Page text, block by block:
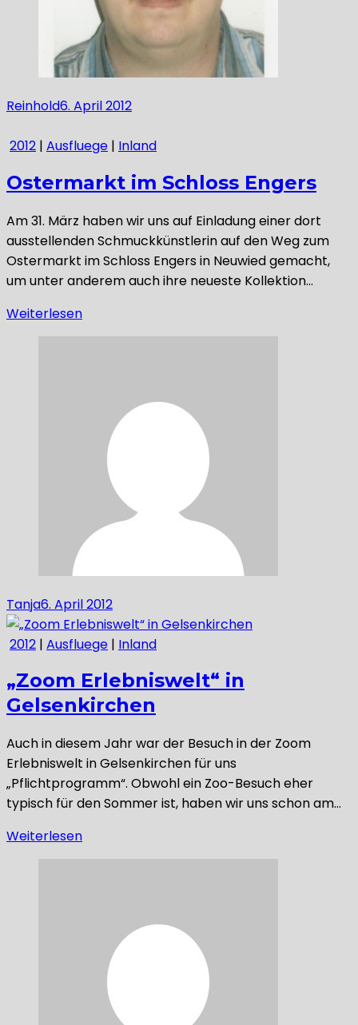
Reinhold6. April 2012
2012 | Ausfluege | Inland
Ostermarkt im Schloss Engers
Am 31. März haben wir uns auf Einladung einer dort
ausstellenden Schmuckkünstlerin auf den Weg zum
Ostermarkt im Schloss Engers in Neuwied gemacht,
um unter anderem auch ihre neueste Kollektion…
Weiterlesen
Tanja6. April 2012
2012 | Ausfluege | Inland
„Zoom Erlebniswelt“ in
Gelsenkirchen
Auch in diesem Jahr war der Besuch in der Zoom
Erlebniswelt in Gelsenkirchen für uns
„Pflichtprogramm“. Obwohl ein Zoo-Besuch eher
typisch für den Sommer ist, haben wir uns schon am…
Weiterlesen